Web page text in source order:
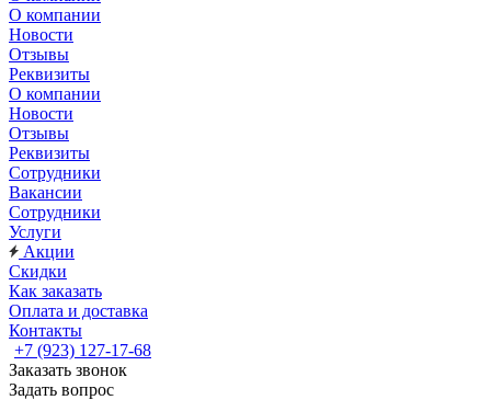
О компании
Новости
Отзывы
Реквизиты
О компании
Новости
Отзывы
Реквизиты
Сотрудники
Вакансии
Сотрудники
Услуги
Акции
Скидки
Как заказать
Оплата и доставка
Контакты
+7 (923) 127-17-68
Заказать звонок
Задать вопрос